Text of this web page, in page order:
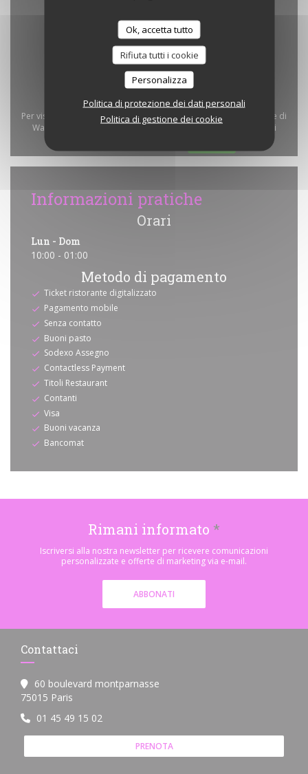
Ok, accetta tutto
Rifiuta tutti i cookie
Personalizza
Politica di protezione dei dati personali
Politica di gestione dei cookie
Per visualizzare la mappa interattiva Waze, devi accettare i cookie di
Waze Map (Google). Questi cookie possono raccogliere dati di
Informazioni pratiche
Orari
Lun - Dom
10:00 - 01:00
Metodo di pagamento
Ticket ristorante digitalizzato
Pagamento mobile
Senza contatto
Buoni pasto
Sodexo Assegno
Contactless Payment
Titoli Restaurant
Contanti
Visa
Buoni vacanza
Bancomat
Rimani informato *
Iscriversi alla nostra newsletter per ricevere comunicazioni
personalizzate e offerte di marketing via e-mail.
ABBONATI
Contattaci
60 boulevard montparnasse
75015 Paris
01 45 49 15 02
PRENOTA